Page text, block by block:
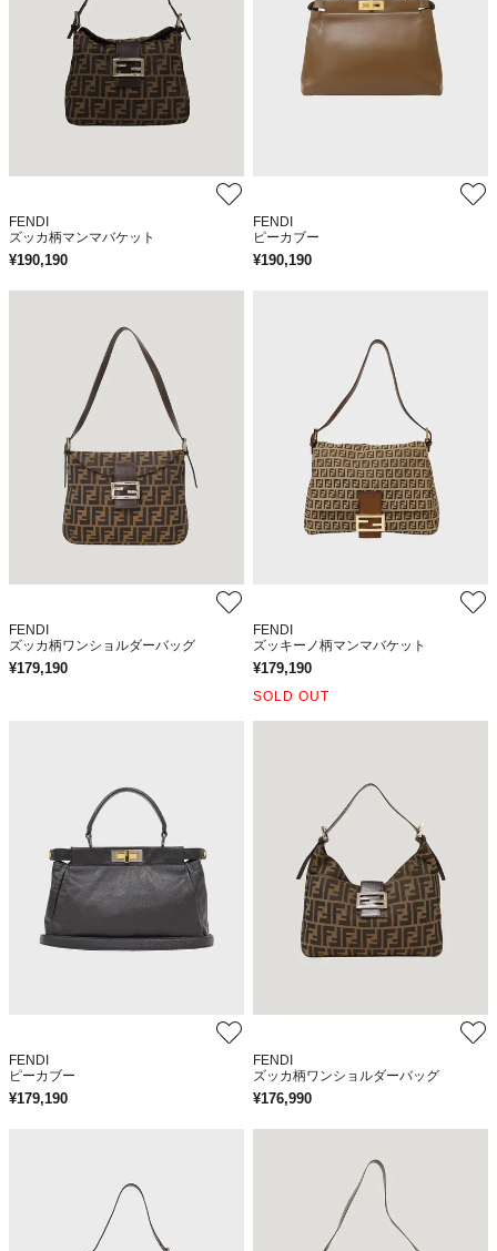
FENDI
ズッカ柄マンマバケット
¥190,190
FENDI
ピーカブー
¥190,190
FENDI
ズッカ柄ワンショルダーバッグ
¥179,190
FENDI
ズッキーノ柄マンマバケット
¥179,190
SOLD OUT
FENDI
ピーカブー
¥179,190
FENDI
ズッカ柄ワンショルダーバッグ
¥176,990